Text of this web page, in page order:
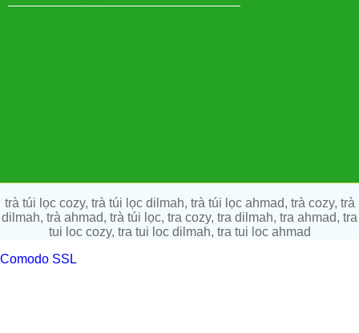
trà túi lọc cozy, trà túi lọc dilmah, trà túi lọc ahmad, trà cozy, trà
dilmah, trà ahmad, trà túi lọc, tra cozy, tra dilmah, tra ahmad, tra
tui loc cozy, tra tui loc dilmah, tra tui loc ahmad
Comodo SSL